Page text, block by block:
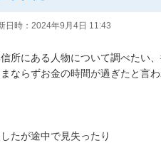
日時： 2024年9月4日 11:43
所にある人物について調べたい
ならずお金の時間が過ぎたと言
たが途中で見失ったり